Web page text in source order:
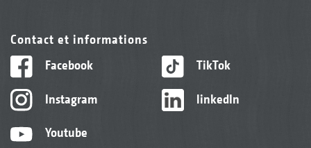
Contact et informations
Facebook
Instagram
Youtube
TikTok
linkedIn